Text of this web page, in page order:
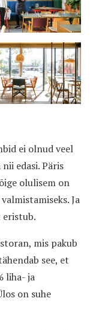
ei olnud veel
edasi. Päris
olulisem on
Ja
eristub.
mis pakub
see, et
liha- ja
on suhe